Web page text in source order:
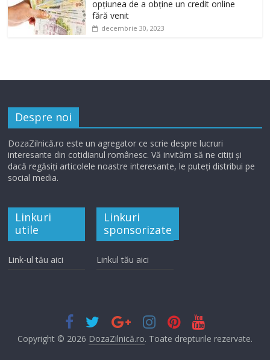
opțiunea de a obține un credit online
fără venit
decembrie 30, 2023
Despre noi
DozaZilnică.ro este un agregator ce scrie despre lucruri
interesante din cotidianul românesc. Vă invităm să ne citiți și
dacă regăsiți articolele noastre interesante, le puteți distribui pe
social media.
Linkuri
utile
Link-ul tău aici
Linkuri
sponsorizate
Linkul tău aici
Copyright © 2026 DozaZilnică.ro. Toate drepturile rezervate.